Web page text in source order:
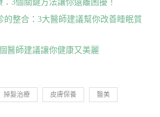
3個關鍵方法讓你遠離困擾！
的整合：3大醫師建議幫你改善睡眠質
醫師建議讓你健康又美麗
掉髮治療 皮膚保養 醫美